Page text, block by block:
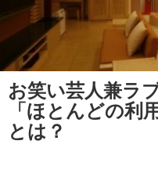
お笑い芸人兼ラ
「ほとんどの利
とは？